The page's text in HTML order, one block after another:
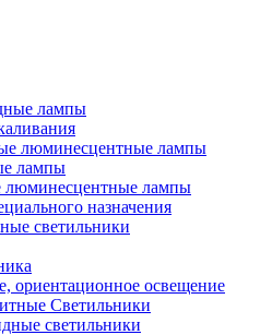
лампы
люминесцентные лампы
лампы
лампы
назначения
светильники
ориентационное освещение
Светильники
светильники